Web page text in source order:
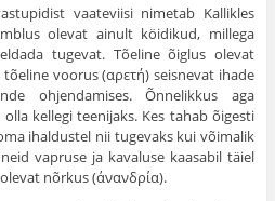
vaateviisi nimetab Kallikles
ole­vat ainult köidikud, millega
tugevat. Tõeline õiglus olevat
voorus (αρετή) seisnevat ihade
ohjendamises. Õnnelikkus aga
kellegi teenijaks. Kes tahab õigesti
ihaldustel nii tugevaks kui võimalik
vapruse ja kavaluse kaasabil täiel
nõrkus (άνανδρία).